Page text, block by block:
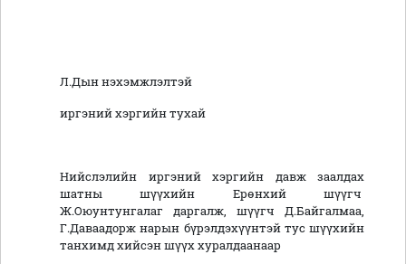
Л.Дын нэхэмжлэлтэй
иргэний хэргийн тухай
Нийслэлийн иргэний хэргийн давж заалдах
шатны шүүхийн Ерөнхий шүүгч
Ж.Оюунтунгалаг даргалж, шүүгч Д.Байгалмаа,
Г.Даваадорж нарын бүрэлдэхүүнтэй тус шүүхийн
танхимд хийсэн шүүх хуралдаанаар